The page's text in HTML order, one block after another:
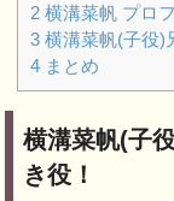
2 横溝菜帆 プロ
3 横溝菜帆(子役
4 まとめ
横溝菜帆(子
き役！